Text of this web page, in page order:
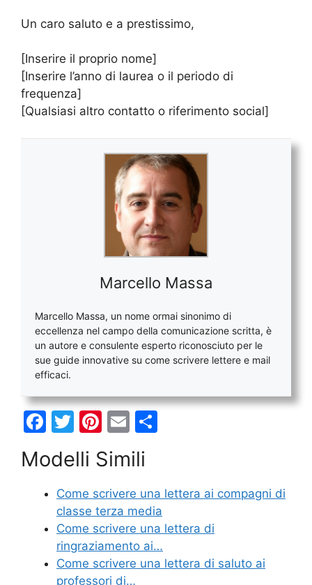
Un caro saluto e a prestissimo,
[Inserire il proprio nome]
[Inserire l’anno di laurea o il periodo di
frequenza]
[Qualsiasi altro contatto o riferimento social]
Marcello Massa
Marcello Massa, un nome ormai sinonimo di
eccellenza nel campo della comunicazione scritta, è
un autore e consulente esperto riconosciuto per le
sue guide innovative su come scrivere lettere e mail
efficaci.
F
c
e
b
o
o
k
T
itt
er
Pi
er
e
st
E
ai
l
di
vi
di
Modelli Simili
Come scrivere una lettera ai compagni di
classe terza media
Come scrivere una lettera di
ringraziamento ai…
Come scrivere una lettera di saluto ai
professori di…